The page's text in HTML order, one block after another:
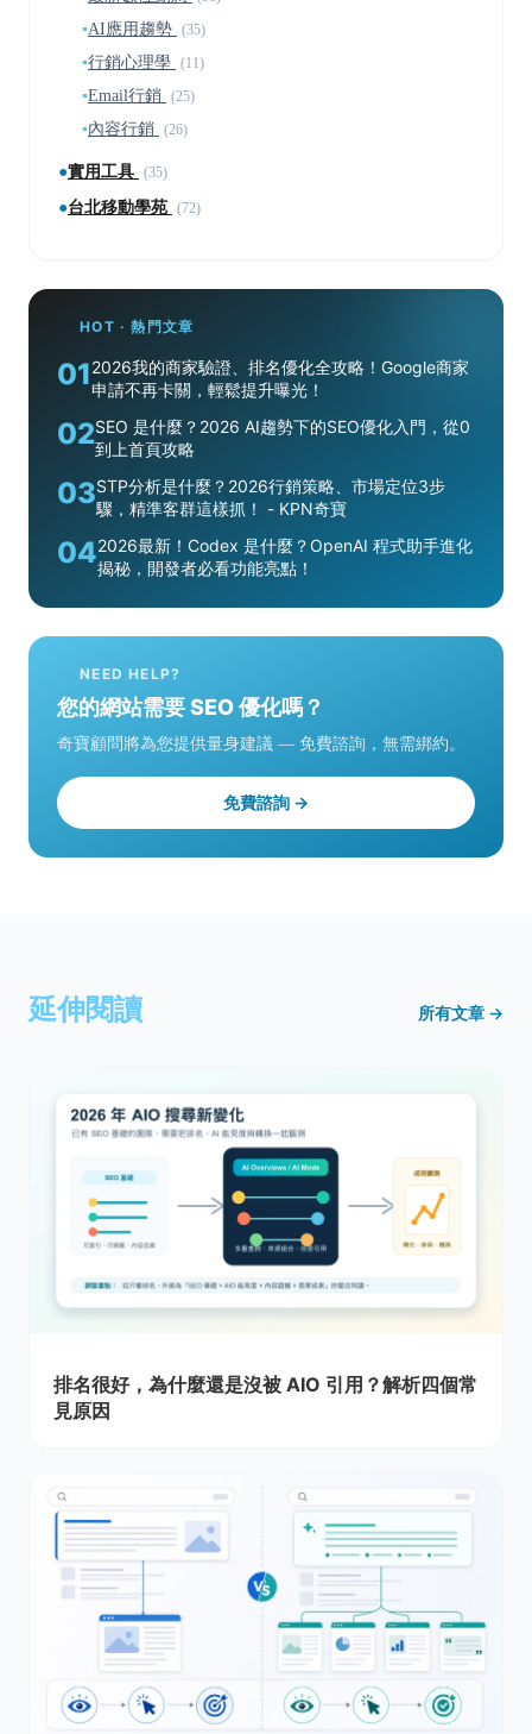
▪AI應用趨勢 (35)
▪行銷心理學 (11)
▪Email行銷 (25)
▪內容行銷 (26)
●實用工具 (35)
●台北移動學苑 (72)
HOT · 熱門文章
012026我的商家驗證、排名優化全攻略！Google商家
申請不再卡關，輕鬆提升曝光！
02SEO 是什麼？2026 AI趨勢下的SEO優化入門，從0
到上首頁攻略
03STP分析是什麼？2026行銷策略、市場定位3步
驟，精準客群這樣抓！ - KPN奇寶
042026最新！Codex 是什麼？OpenAI 程式助手進化
揭秘，開發者必看功能亮點！
NEED HELP?
您的網站需要 SEO 優化嗎？
奇寶顧問將為您提供量身建議 — 免費諮詢，無需綁約。
免費諮詢 →
延伸閱讀 所有文章 →
排名很好，為什麼還是沒被 AIO 引用？解析四個常
見原因